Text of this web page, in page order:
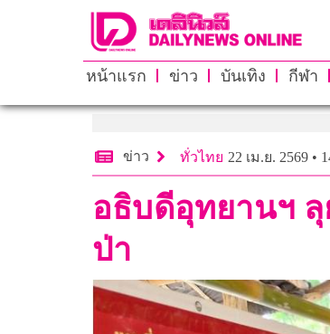
หน้าแรก ข่าว บันเทิง กีฬา
ข่าว ทั่วไทย 22 เม.ย. 2569 •
อธิบดีอุทยานฯ ลุ
ป่า